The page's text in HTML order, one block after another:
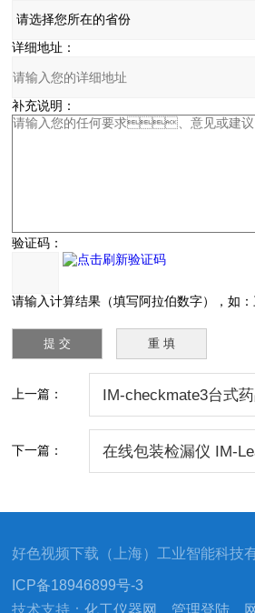
详细地址：
补充说明：
验证码：
请输入计算结果（填写阿拉伯数字），如
上一篇： IM-checkmate3台式
下一篇： 在线包装检漏仪 IM-
好色视频下载（上海）工业智能科技有
ICP备18946899号-3